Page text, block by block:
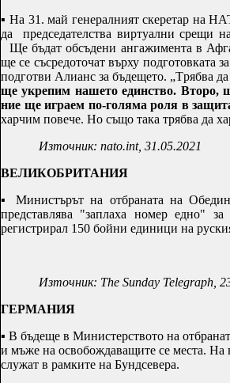
▪ На 31. май генералният скеретар на
да председателства виртуални срещи
Ще бъдат обсъдени ангажимента в
ще се съсредоточат върху
подготви Алианс за бъдещето. „Трябва
ще укрепим нашето единство. Второ,
ние ще играем по-голяма роля в
харчим повече. Но също така трябва да
Източник: nato.int, 31.05.2021
ВЕЛИКОБРИТАНИЯ
▪ Министърът на отбраната на
представлява "заплаха номер едно"
регистрирал 150 бойни единици на
Източник: The Sunday Telegraph ,
ГЕРМАНИЯ
▪ В бъдеще в Министерството на
и мъже на освобождаващите се места. На
служат в рамките на Бундсевера.